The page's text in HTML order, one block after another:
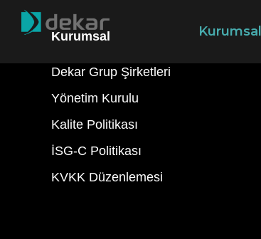
Kurumsal
Kurumsal
Dekar Grup Şirketleri
Yönetim Kurulu
Kalite Politikası
İSG-C Politikası
KVKK Düzenlemesi